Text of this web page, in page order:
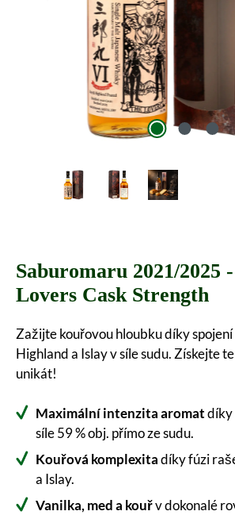
Saburomaru 2021/2025
Lovers Cask Strength
Zažijte kouřovou hloubku díky
Highland a Islay v síle sudu. Získejte
unikát!
Maximální intenzita aromatdíky
síle 59 % obj. přímo ze sudu.
Kouřová komplexitadíky fúzi
a Islay.
Vanilka, med a kouřv dokonalé